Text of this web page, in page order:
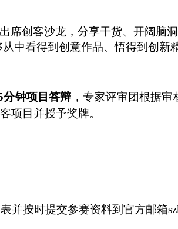
席创客沙龙，分享干货、开阔脑
中看得到创意作品、悟得到创新
分钟项目答辩 ，专家评审团根据
项目并授予奖牌。
并按时提交参赛资料到官方邮箱